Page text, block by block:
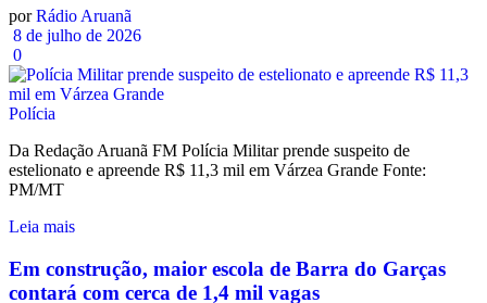
por Rádio Aruanã
8 de julho de 2026
0
Polícia
Da Redação Aruanã FM Polícia Militar prende suspeito de
estelionato e apreende R$ 11,3 mil em Várzea Grande Fonte:
PM/MT
Leia mais
Em construção, maior escola de Barra do Garças
contará com cerca de 1,4 mil vagas